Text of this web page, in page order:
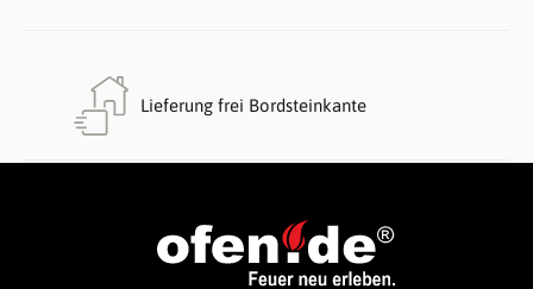
Lieferung frei Bordsteinkante